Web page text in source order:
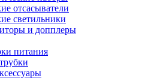
отсасыватели
светильники
и допплеры
питания